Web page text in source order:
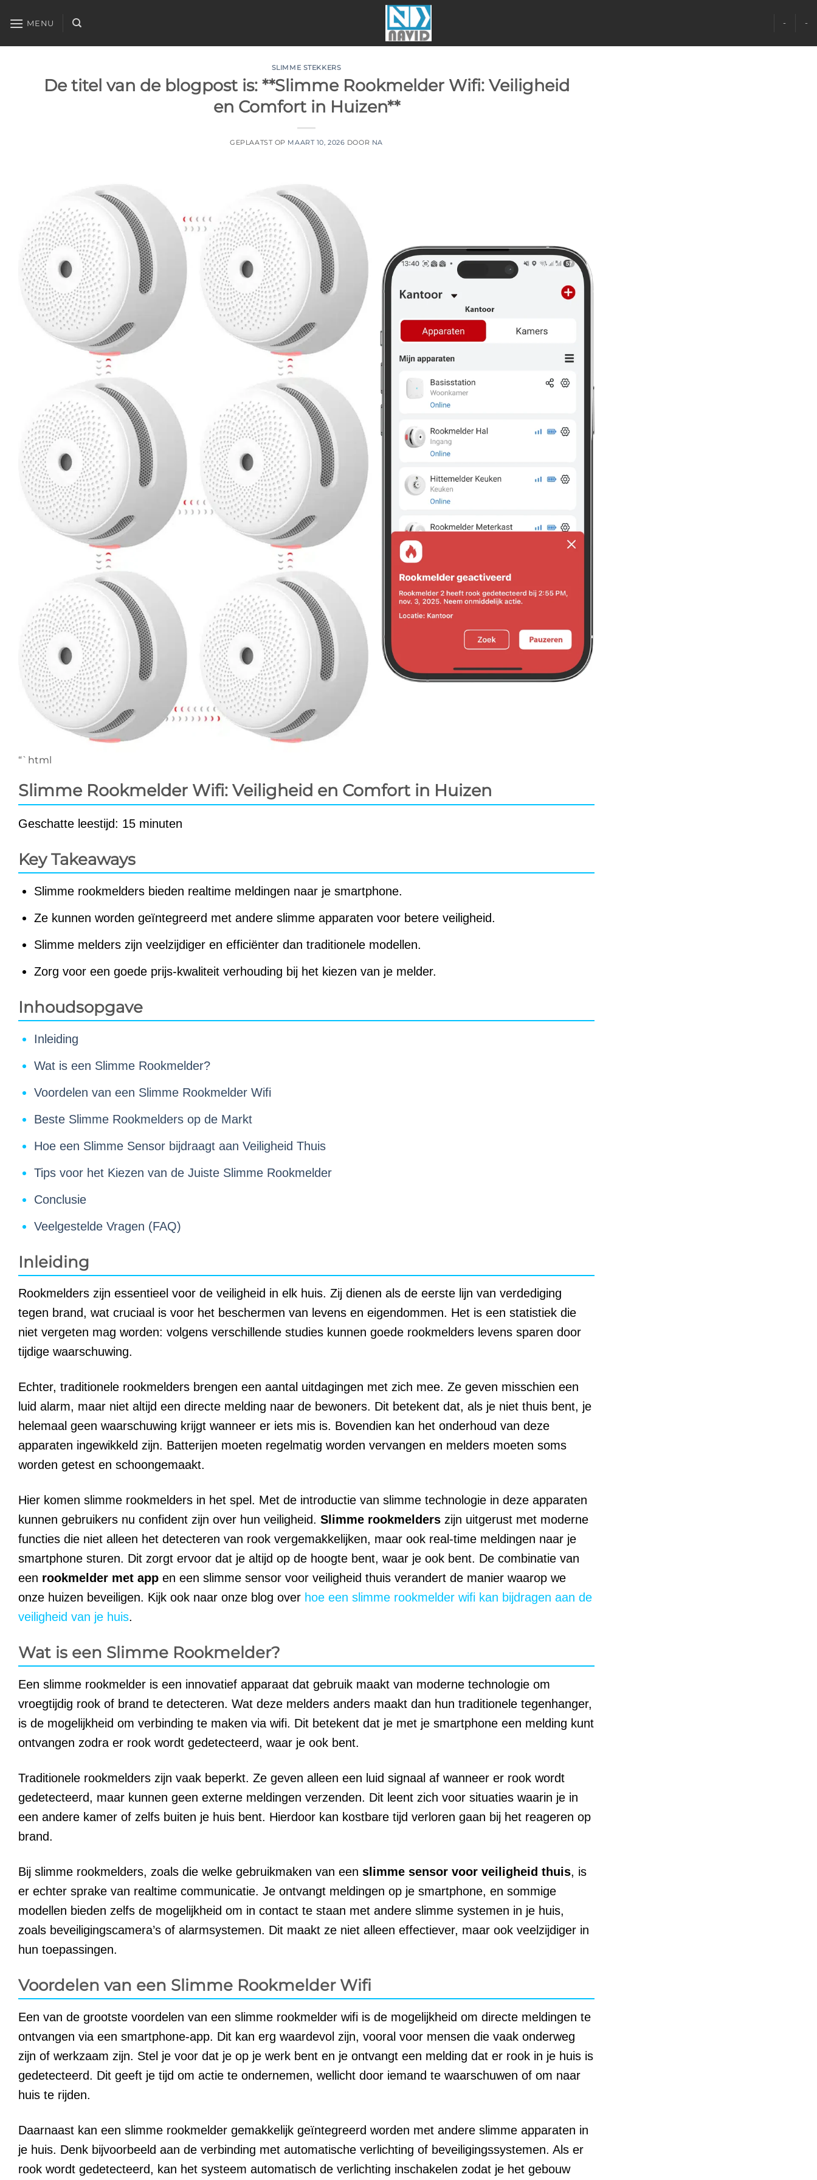
naar
MENU - -
SLIMME STEKKERS
De titel van de blogpost is: **Slimme Rookmelder Wifi: Veiligheid
en Comfort in Huizen**
GEPLAATST OP MAART 10, 2026 DOOR NA
“`html
Slimme Rookmelder Wifi: Veiligheid en Comfort in Huizen
Geschatte leestijd: 15 minuten
Key Takeaways
Slimme rookmelders bieden realtime meldingen naar je smartphone.
Ze kunnen worden geïntegreerd met andere slimme apparaten voor betere veiligheid.
Slimme melders zijn veelzijdiger en efficiënter dan traditionele modellen.
Zorg voor een goede prijs-kwaliteit verhouding bij het kiezen van je melder.
Inhoudsopgave
Inleiding
Wat is een Slimme Rookmelder?
Voordelen van een Slimme Rookmelder Wifi
Beste Slimme Rookmelders op de Markt
Hoe een Slimme Sensor bijdraagt aan Veiligheid Thuis
Tips voor het Kiezen van de Juiste Slimme Rookmelder
Conclusie
Veelgestelde Vragen (FAQ)
Inleiding
Rookmelders zijn essentieel voor de veiligheid in elk huis. Zij dienen als de eerste lijn van verdediging
tegen brand, wat cruciaal is voor het beschermen van levens en eigendommen. Het is een statistiek die
niet vergeten mag worden: volgens verschillende studies kunnen goede rookmelders levens sparen door
tijdige waarschuwing.
Echter, traditionele rookmelders brengen een aantal uitdagingen met zich mee. Ze geven misschien een
luid alarm, maar niet altijd een directe melding naar de bewoners. Dit betekent dat, als je niet thuis bent, je
helemaal geen waarschuwing krijgt wanneer er iets mis is. Bovendien kan het onderhoud van deze
apparaten ingewikkeld zijn. Batterijen moeten regelmatig worden vervangen en melders moeten soms
worden getest en schoongemaakt.
Hier komen slimme rookmelders in het spel. Met de introductie van slimme technologie in deze apparaten
kunnen gebruikers nu confident zijn over hun veiligheid. Slimme rookmelders zijn uitgerust met moderne
functies die niet alleen het detecteren van rook vergemakkelijken, maar ook real-time meldingen naar je
smartphone sturen. Dit zorgt ervoor dat je altijd op de hoogte bent, waar je ook bent. De combinatie van
een rookmelder met app en een slimme sensor voor veiligheid thuis verandert de manier waarop we
onze huizen beveiligen. Kijk ook naar onze blog over hoe een slimme rookmelder wifi kan bijdragen aan de
veiligheid van je huis.
Wat is een Slimme Rookmelder?
Een slimme rookmelder is een innovatief apparaat dat gebruik maakt van moderne technologie om
vroegtijdig rook of brand te detecteren. Wat deze melders anders maakt dan hun traditionele tegenhanger,
is de mogelijkheid om verbinding te maken via wifi. Dit betekent dat je met je smartphone een melding kunt
ontvangen zodra er rook wordt gedetecteerd, waar je ook bent.
Traditionele rookmelders zijn vaak beperkt. Ze geven alleen een luid signaal af wanneer er rook wordt
gedetecteerd, maar kunnen geen externe meldingen verzenden. Dit leent zich voor situaties waarin je in
een andere kamer of zelfs buiten je huis bent. Hierdoor kan kostbare tijd verloren gaan bij het reageren op
brand.
Bij slimme rookmelders, zoals die welke gebruikmaken van een slimme sensor voor veiligheid thuis, is
er echter sprake van realtime communicatie. Je ontvangt meldingen op je smartphone, en sommige
modellen bieden zelfs de mogelijkheid om in contact te staan met andere slimme systemen in je huis,
zoals beveiligingscamera’s of alarmsystemen. Dit maakt ze niet alleen effectiever, maar ook veelzijdiger in
hun toepassingen.
Voordelen van een Slimme Rookmelder Wifi
Een van de grootste voordelen van een slimme rookmelder wifi is de mogelijkheid om directe meldingen te
ontvangen via een smartphone-app. Dit kan erg waardevol zijn, vooral voor mensen die vaak onderweg
zijn of werkzaam zijn. Stel je voor dat je op je werk bent en je ontvangt een melding dat er rook in je huis is
gedetecteerd. Dit geeft je tijd om actie te ondernemen, wellicht door iemand te waarschuwen of om naar
huis te rijden.
Daarnaast kan een slimme rookmelder gemakkelijk geïntegreerd worden met andere slimme apparaten in
je huis. Denk bijvoorbeeld aan de verbinding met automatische verlichting of beveiligingssystemen. Als er
rook wordt gedetecteerd, kan het systeem automatisch de verlichting inschakelen zodat je het gebouw